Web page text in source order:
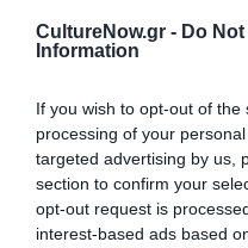
CultureNow.gr - Do
Information
If you wish to opt-out of
processing of your
targeted advertising by us,
section to confirm your
opt-out request is
interest-based ads based
Νέοι Διαγωνισμοί
Tags